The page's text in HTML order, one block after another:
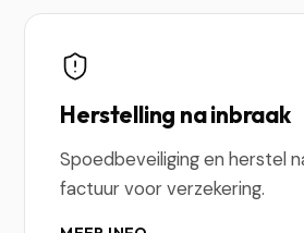
Herstelling na inbraak
Spoedbeveiliging en herstel
factuur voor verzekering.